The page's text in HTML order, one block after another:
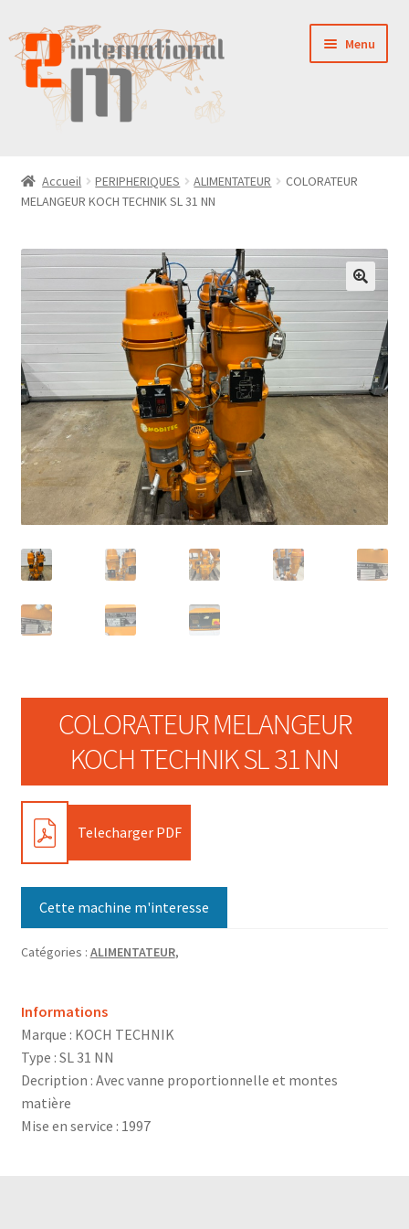
Aller
à
la
navigation
Aller
au
contenu
Menu
NOUVEAUTÉS
VENTES
PIÈCES DÉTACHÉES
CONTACT
Accueil PERIPHERIQUES ALIMENTATEUR
COLORATEUR
MELANGEUR KOCH TECHNIK SL 31 NN
COLORATEUR MELANGEUR
KOCH TECHNIK SL 31 NN
PDF Telecharger PDF
Cette machine m'interesse
Catégories : ALIMENTATEUR,
Informations
Marque : KOCH TECHNIK
Type : SL 31 NN
Decription : Avec vanne proportionnelle et montes
matière
Mise en service : 1997